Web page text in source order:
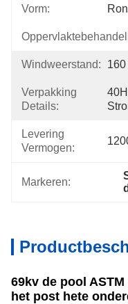
Vorm:
Windweerstand:
Verpakking
Details:
Levering
Vermogen:
Markeren:
69kv de pool
het post hete